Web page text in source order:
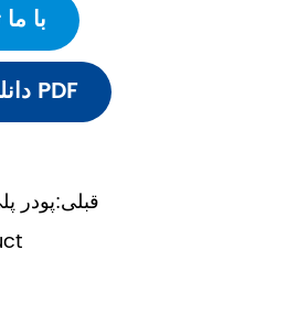
شناورسازی، بخش آلی را از
با
دانلود به صورت PDF
قبلی:پودر